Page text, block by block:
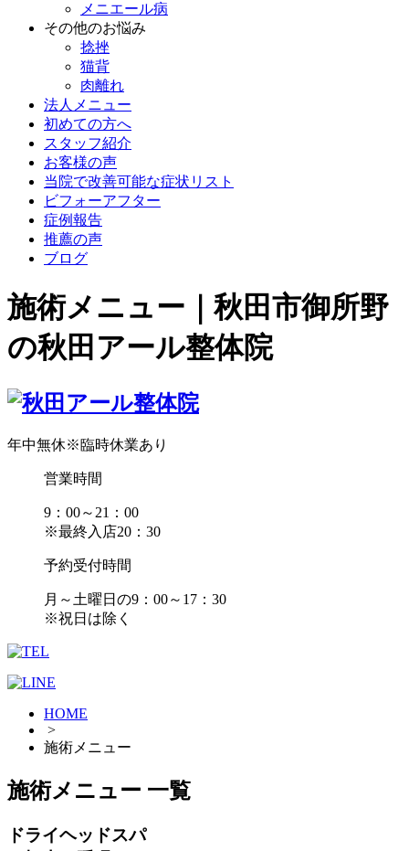
メニエール病
その他のお悩み
捻挫
猫背
肉離れ
法人メニュー
初めての方へ
スタッフ紹介
お客様の声
当院で改善可能な症状リスト
ビフォーアフター
症例報告
推薦の声
ブログ
施術メニュー｜秋田市御所野
の秋田アール整体院
年中無休※臨時休業あり
営業時間
9：00～21：00
※最終入店20：30
予約受付時間
月～土曜日の9：00～17：30
※祝日は除く
HOME
>
施術メニュー
施術メニュー 一覧
ドライヘッドスパ